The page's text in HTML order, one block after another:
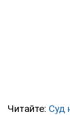
Читайте: Суд